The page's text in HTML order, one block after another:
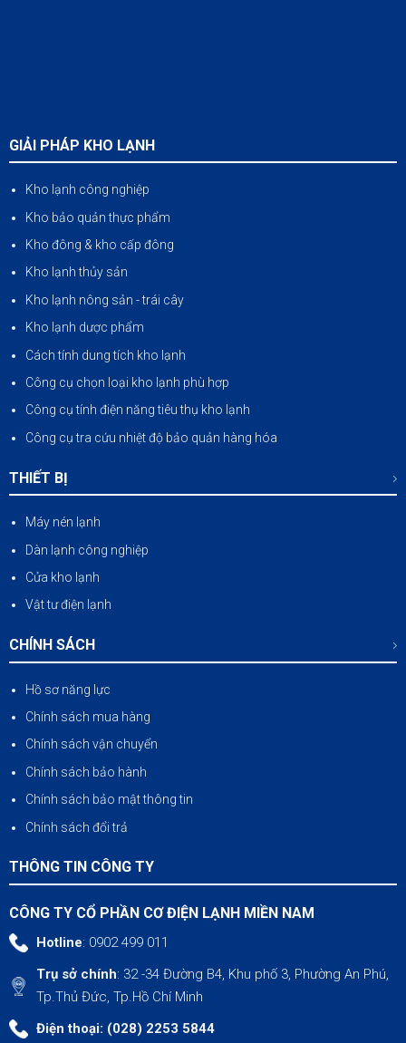
GIẢI PHÁP KHO LẠNH
Kho lạnh công nghiệp
Kho bảo quản thực phẩm
Kho đông & kho cấp đông
Kho lạnh thủy sản
Kho lạnh nông sản -trái cây
Kho lạnh dược phẩm
Cách tính dung tích kho lạnh
Công cụ chọn loại kho lạnh phù hợp
Công cụ tính điện năng tiêu thụ kho lạnh
Công cụ tra cứu nhiệt độ bảo quản hàng hóa
THIẾT BỊ
Máy nén lạnh
Dàn lạnh công nghiệp
Cửa kho lạnh
Vật tư điện lạnh
CHÍNH SÁCH
Hồ sơ năng lực
Chính sách mua hàng
Chính sách vận chuyển
Chính sách bảo hành
Chính sách bảo mật thông tin
Chính sách đổi trả
THÔNG TIN CÔNG TY
CÔNG TY CỔ PHẦN CƠ ĐIỆN LẠNH MIỀN NAM
Hotline: 0902 499 011
Trụ sở chính: 32 -34 Đường B4, Khu phố 3, Phường An Phú,
Tp.Thủ Đức, Tp.Hồ Chí Minh
Điện thoại: (028) 2253 5844